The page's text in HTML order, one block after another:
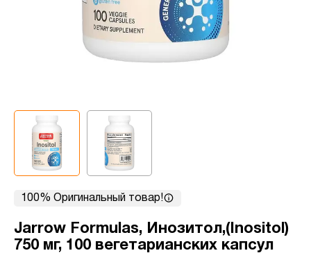
100% Оригинальный товар!
Jarrow Formulas, Инозитол,(Inositol)
750 мг, 100 вегетарианских капсул